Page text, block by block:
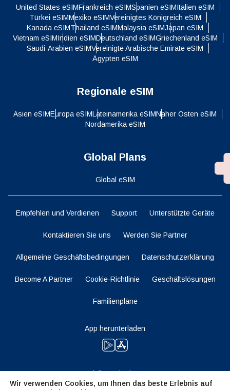
United States eSIMFrankreich eSIMSpanien eSIMItalien eSIM
Türkei eSIMMexiko eSIMVereinigtes Königreich eSIM
Kanada eSIMThailand eSIMMalaysia eSIMJapan eSIM
Vietnam eSIMIndien eSIMDeutschland eSIMGriechenland eSIM
Saudi-Arabien eSIMVereinigte Arabische Emirate eSIM
Ägypten eSIM
Regionale eSIM
Asien eSIMEuropa eSIMLateinamerika eSIMNaher Osten eSIM
Nordamerika eSIM
Global Plans
Global eSIM
Empfehlen und Verdienen Support Unterstützte Geräte
Kontaktieren Sie uns Werden Sie Partner
Allgemeine Geschäftsbedingungen Datenschutzerklärung
Become A Partner Cookie-Richtlinie Geschäftslösungen
Familienpläne
App herunterladen
Bleiben Sie dran
Wir verwenden Cookies, um Ihnen das beste Erlebnis auf